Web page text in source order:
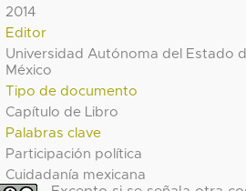
2014
Editor
Universidad Autónoma del Estado
México
Tipo de documento
Capítulo de Libro
Palabras clave
Participación política
Cuidadanía mexicana